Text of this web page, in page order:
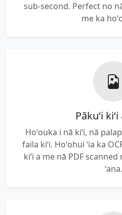
sub-second. Perfect no
me ka
Pākuʻi
Hoʻouka i nā kiʻi, nā
faila kiʻi. Hoʻohui ʻia ka
kiʻi a me nā PDF
ʻana.